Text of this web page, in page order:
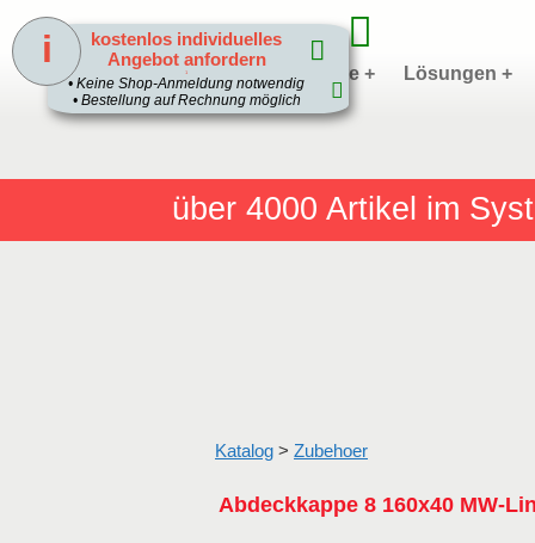
über 4000 Artikel im
Home Produkte + Lösungen +
Katalog > Zubehoer
Abdeckkappe 8 160x40 MW-
kostenlos individuelles
Angebot anfordern
1
• Keine Shop-Anmeldung notwendig
• Bestellung auf Rechnung möglich
i